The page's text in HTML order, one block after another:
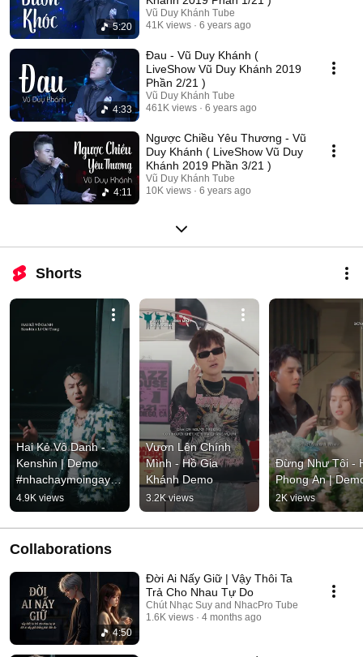
5:20
Vũ Duy Khánh Tube
41K views
6 years ago
4:33
Đau - Vũ Duy Khánh (
LiveShow Vũ Duy Khánh 2019
Phần 2/21 )
Vũ Duy Khánh Tube
461K views
6 years ago
4:11
Ngược Chiều Yêu Thương - Vũ
Duy Khánh ( LiveShow Vũ Duy
Khánh 2019 Phần 3/21 )
Vũ Duy Khánh Tube
10K views
6 years ago
Shorts
Hai Kẻ Vô Danh -
Kenshin | Demo
#nhachaymoingay
#tamtrang
4.9K views
Vươn Lên Chính
Mình - Hồ Gia
Khánh Demo
3.2K views
Đừng Như Tôi -
Phong An |
2K views
Collaborations
4:50
Đời Ai Nấy Giữ | Vậy Thôi Ta
Trả Cho Nhau Tự Do
Chút Nhạc Suy and NhacPro Tube
1.6K views
4 months ago